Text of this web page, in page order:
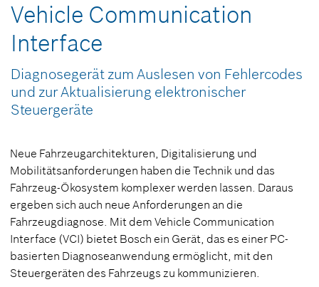
Vehicle Communication
Interface
Diagnosegerät zum Auslesen von Fehlercodes
und zur Aktualisierung elektronischer
Steuergeräte
Neue Fahrzeugarchitekturen, Digitalisierung und
Mobilitätsanforderungen haben die Technik und das
Fahrzeug-Ökosystem komplexer werden lassen. Daraus
ergeben sich auch neue Anforderungen an die
Fahrzeugdiagnose. Mit dem Vehicle Communication
Interface (VCI) bietet Bosch ein Gerät, das es einer PC-
basierten Diagnoseanwendung ermöglicht, mit den
Steuergeräten des Fahrzeugs zu kommunizieren.